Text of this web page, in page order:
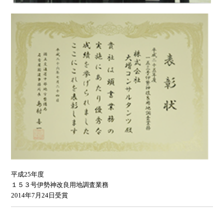
平成25年度
１５３号伊勢神改良用地調査業務
2014年7月24日受賞